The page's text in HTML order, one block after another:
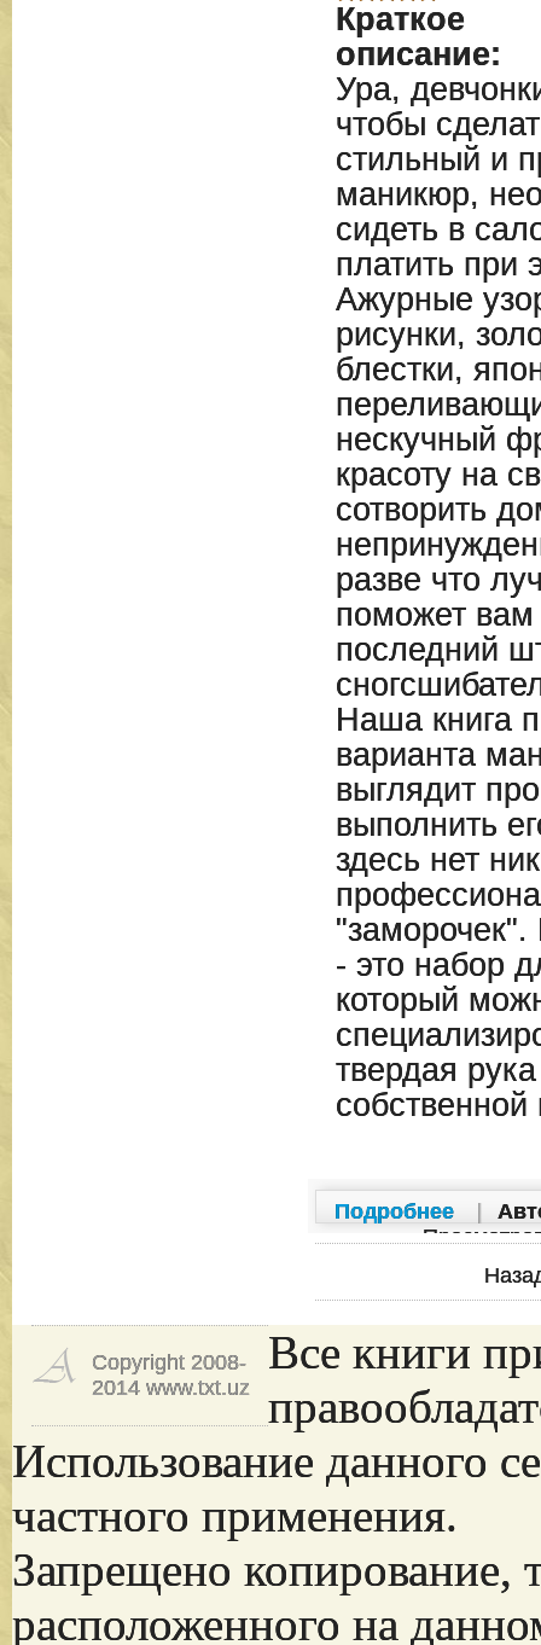
Краткое
описание:
Ура,
чтобы
стильный и
маникюр,
сидеть в
платить при
Ажурные
рисунки,
блестки,
нескучный
красоту на
сотворить
разве что
поможет вам
последний
Наша книга
варианта
выглядит
выполнить
здесь нет
- это набор
который
твердая
Подробнее
Copyright 2008-
2014 www.txt.uz
Все книги
Использование данного
частного применения.
Запрещено копирование,
расположенного на